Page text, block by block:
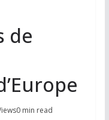
de
0 min read